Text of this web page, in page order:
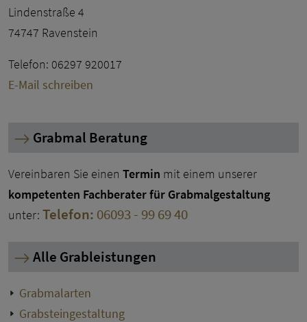
Lindenstraße 4​​
74747 Ravenstein​​
Telefon: 06297 920017
E-Mail schreiben
Grabmal Beratung
Vereinbaren Sie einen Termin mit einem unserer
kompetenten Fachberater für Grabmalgestaltung
unter: Telefon: 06093 - 99 69 40
Alle Grableistungen
Grabmalarten
Grabsteingestaltung